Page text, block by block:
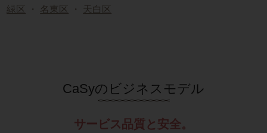
緑区
・ 名東区 ・ 天白区
CaSyのビジネスモデル
サービス品質と安全。